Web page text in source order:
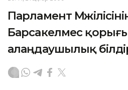
Парламент
Барсакелмес
алаңдаушылық